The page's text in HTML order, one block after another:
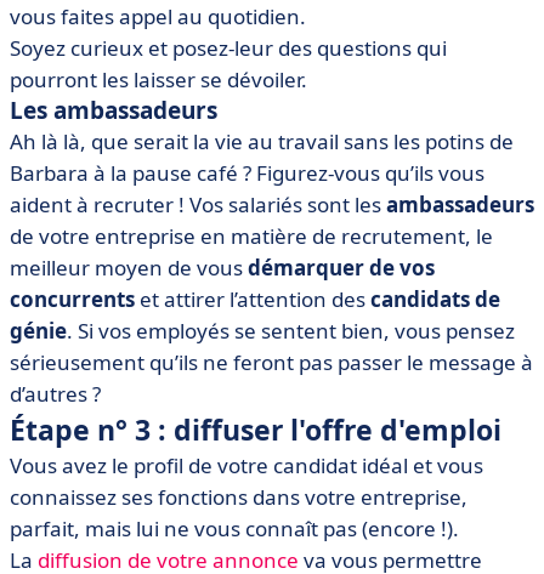
vous faites appel au quotidien.
Soyez curieux et posez-leur des questions qui
pourront les laisser se dévoiler.
Les ambassadeurs
Ah là là, que serait la vie au travail sans les potins de
Barbara à la pause café ? Figurez-vous qu’ils vous
aident à recruter ! Vos salariés sont lesambassadeurs
de votre entreprise en matière de recrutement, le
meilleur moyen de vousdémarquer de vos
concurrents et attirer l’attention descandidats de
génie. Si vos employés se sentent bien, vous pensez
sérieusement qu’ils ne feront pas passer le message à
d’autres ?
Étape n° 3 : diffuser l'offre d'emploi
Vous avez le profil de votre candidat idéal et vous
connaissez ses fonctions dans votre entreprise,
parfait, mais lui ne vous connaît pas (encore !).
La diffusion de votre annonce va vous permettre